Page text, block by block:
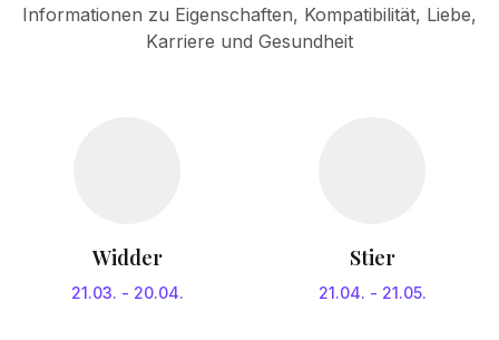
Informationen zu Eigenschaften, Kompatibilität, Liebe,
Karriere und Gesundheit
Widder
21.03. - 20.04.
Stier
21.04. - 21.05.